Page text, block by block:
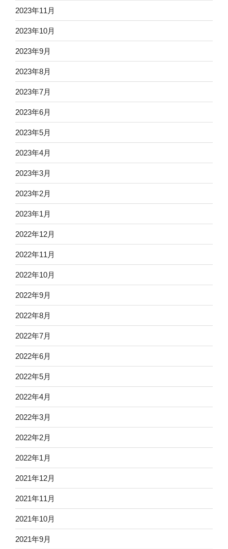
2023年11月
2023年10月
2023年9月
2023年8月
2023年7月
2023年6月
2023年5月
2023年4月
2023年3月
2023年2月
2023年1月
2022年12月
2022年11月
2022年10月
2022年9月
2022年8月
2022年7月
2022年6月
2022年5月
2022年4月
2022年3月
2022年2月
2022年1月
2021年12月
2021年11月
2021年10月
2021年9月